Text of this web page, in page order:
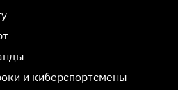
и киберспортсмены